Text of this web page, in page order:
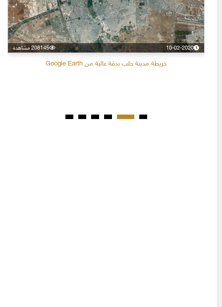
10-02-2020 208145 مشاهدة
خريطة مدينة حلب بدقة عالية من Google Earth